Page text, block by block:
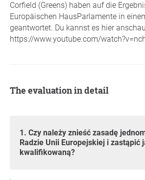
Corfield (Greens) haben auf die
Europäischen HausParlamente in
geantwortet. Du kannst es hier
https://www.youtube.com/
The evaluation in detail
1. Czy należy znieść zasadę jednomyślności w
Radzie Unii Europejskiej i zastąpić
kwalifikowaną?